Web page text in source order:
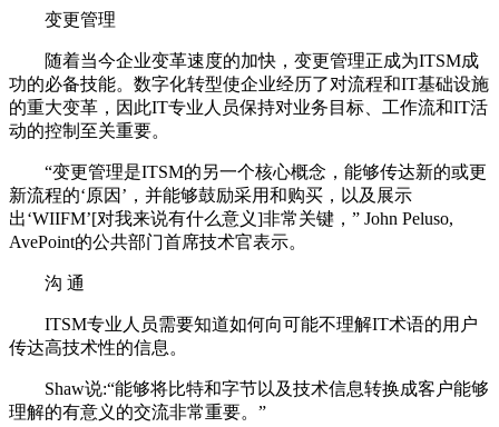
变更管理
随着当今企业变革速度的加快，变更管理正成为ITSM成
功的必备技能。数字化转型使企业经历了对流程和IT基础设施
的重大变革，因此IT专业人员保持对业务目标、工作流和IT活
动的控制至关重要。
“变更管理是ITSM的另一个核心概念，能够传达新的或更
新流程的‘原因’，并能够鼓励采用和购买，以及展示
出‘WIIFM’[对我来说有什么意义]非常关键，” John Peluso,
AvePoint的公共部门首席技术官表示。
沟 通
ITSM专业人员需要知道如何向可能不理解IT术语的用户
传达高技术性的信息。
Shaw说:“能够将比特和字节以及技术信息转换成客户能够
理解的有意义的交流非常重要。”